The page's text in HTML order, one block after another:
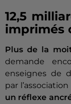
12,5
imprimés
Plus de la
demande
enseignes de
par
un réflexe